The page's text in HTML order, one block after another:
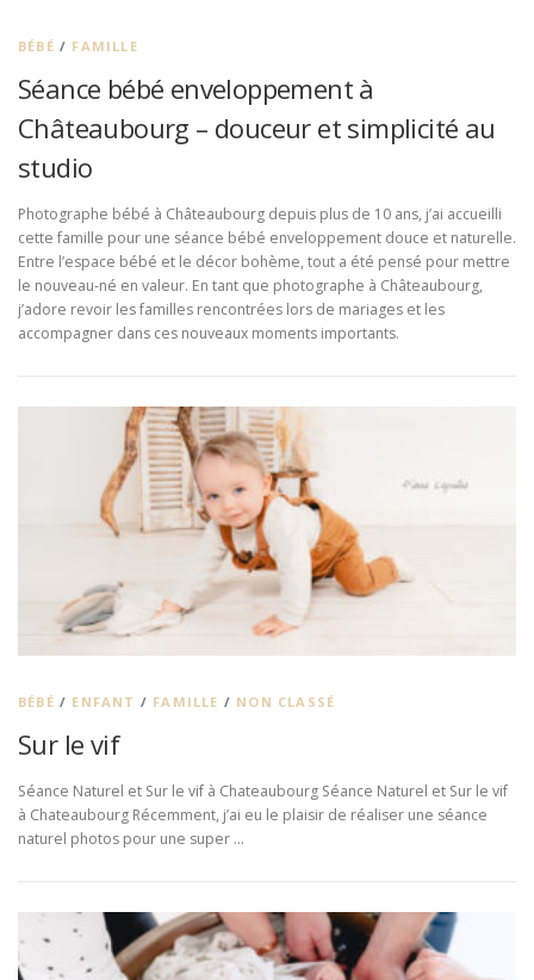
BÉBÉ / FAMILLE
Séance bébé enveloppement à
Châteaubourg – douceur et simplicité au
studio
Photographe bébé à Châteaubourg depuis plus de 10 ans, j’ai accueilli
cette famille pour une séance bébé enveloppement douce et naturelle.
Entre l’espace bébé et le décor bohème, tout a été pensé pour mettre
le nouveau-né en valeur. En tant que photographe à Châteaubourg,
j’adore revoir les familles rencontrées lors de mariages et les
accompagner dans ces nouveaux moments importants.
BÉBÉ / ENFANT / FAMILLE / NON CLASSÉ
Sur le vif
Séance Naturel et Sur le vif à Chateaubourg Séance Naturel et Sur le vif
à Chateaubourg Récemment, j’ai eu le plaisir de réaliser une séance
naturel photos pour une super …